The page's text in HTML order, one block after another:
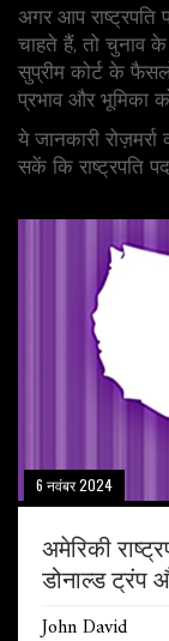
अगर आप
चाहते हैं, तो चुनाव
सुप्रीम कोर्ट के
प्रभाव और भूमिका
ये जानकारी
सकें कि राष्ट्रपति
6 नवंबर 2024
अमेरिकी
डोनाल्ड ट्रंप
John David